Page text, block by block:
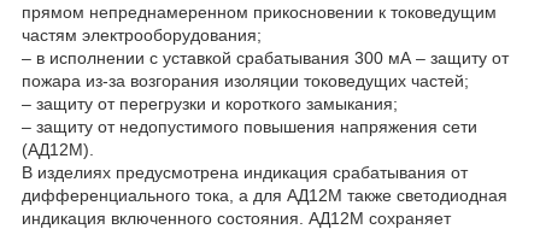
прямом непреднамеренном прикосновении к токоведущим
частям электрооборудования;
– в исполнении с уставкой срабатывания 300 мА – защиту от
пожара из-за возгорания изоляции токоведущих частей;
– защиту от перегрузки и короткого замыкания;
– защиту от недопустимого повышения напряжения сети
(АД12М).
В изделиях предусмотрена индикация срабатывания от
дифференциального тока, а для АД12М также светодиодная
индикация включенного состояния. АД12М сохраняет